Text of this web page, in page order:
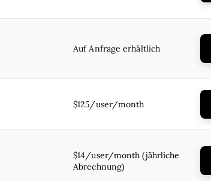
Auf Anfrage erhältlich
$125/user/month
$14/user/month (jährliche
Abrechnung)